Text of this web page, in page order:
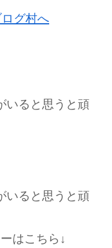
いると思うと頑
いると思うと頑
はこちら↓